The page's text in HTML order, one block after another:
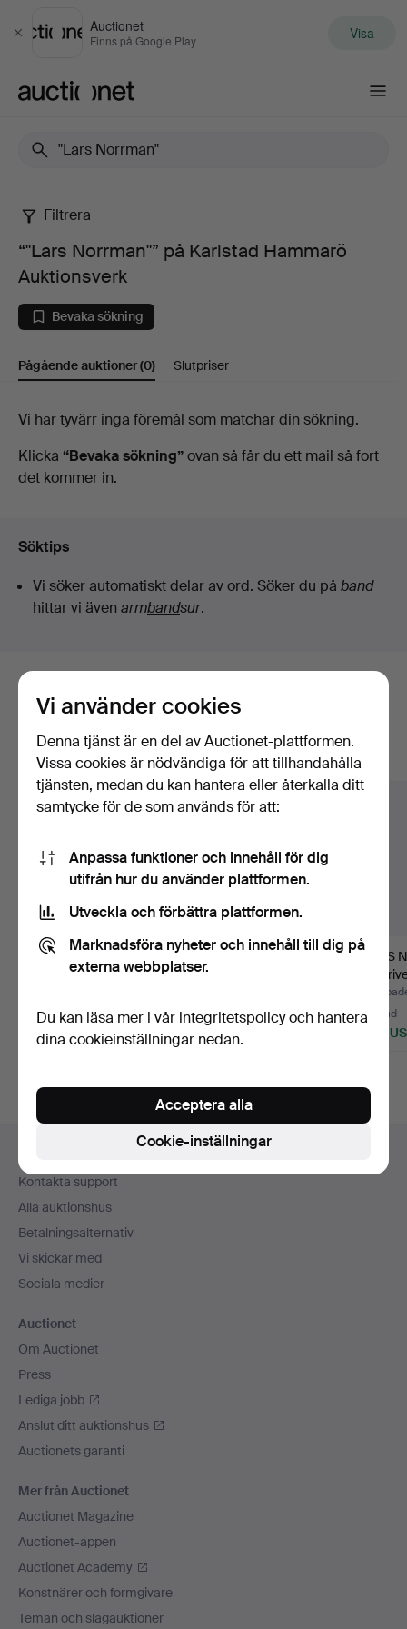
Stäng
Auctionet
Finns på Google Play Visa
“"Lars
Norrman"”
på
Karlstad
Auktionsverk
Filtrera
“"Lars Norrman"” på Karlstad Hammarö
Auktionsverk
Bevaka sökning
Pågående auktioner(0) Slutpriser
Pågående
auktioner
Vi har tyvärr inga föremål som matchar din sökning.
Klicka “Bevaka sökning”ovan så får du ett mail så fort
det kommer in.
Söktips
Vi söker automatiskt delar av ord. Söker du på band
hittar vi även armbandsur.
Här är föremål från vårt arkiv som
matchar din sökning
Visa alla föremål
TRYCK Lars Norrman.
1 bud
22 USD
Akvarell, signerad Lars
2 bud
27 USD
LARS
pannå.
29 bud
436
Sidfotsnavigation
Kontakta support
Alla auktionshus
Betalningsalternativ
Vi skickar med
Sociala medier
Auctionet
Om Auctionet
Press
Lediga jobb
Anslut ditt auktionshus
Auctionets garanti
Mer från Auctionet
Auctionet Magazine
Auctionet-appen
Auctionet Academy
Konstnärer och formgivare
Teman och slagauktioner
Vi använder cookies
Denna tjänst är en del av Auctionet-plattformen.
Vissa cookies är nödvändiga för att tillhandahålla
tjänsten, medan du kan hantera eller återkalla ditt
samtycke för de som används för att:
Anpassa funktioner och innehåll för dig
utifrån hur du använder plattformen.
Utveckla och förbättra plattformen.
Marknadsföra nyheter och innehåll till dig på
externa webbplatser.
Du kan läsa mer i vår integritetspolicyoch hantera
dina cookieinställningar nedan.
Cookie-inställningar
Acceptera alla